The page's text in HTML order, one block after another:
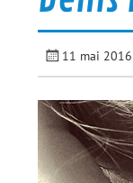
11 mai 2016